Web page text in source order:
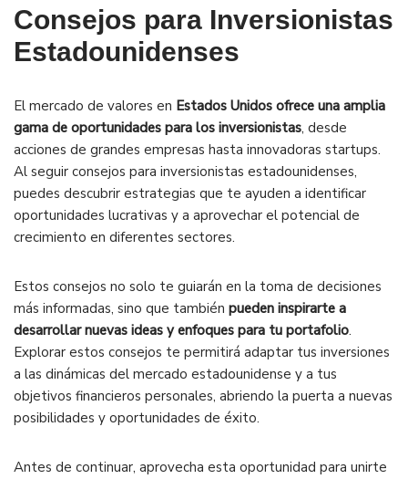
Consejos para Inversionistas
Estadounidenses
El mercado de valores en Estados Unidos ofrece una amplia
gama de oportunidades para los inversionistas, desde
acciones de grandes empresas hasta innovadoras startups.
Al seguir consejos para inversionistas estadounidenses,
puedes descubrir estrategias que te ayuden a identificar
oportunidades lucrativas y a aprovechar el potencial de
crecimiento en diferentes sectores.
Estos consejos no solo te guiarán en la toma de decisiones
más informadas, sino que también pueden inspirarte a
desarrollar nuevas ideas y enfoques para tu portafolio.
Explorar estos consejos te permitirá adaptar tus inversiones
a las dinámicas del mercado estadounidense y a tus
objetivos financieros personales, abriendo la puerta a nuevas
posibilidades y oportunidades de éxito.
Antes de continuar, aprovecha esta oportunidad para unirte